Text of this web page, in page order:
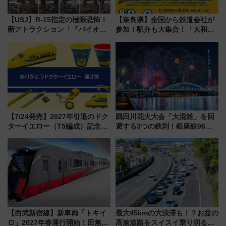
【USJ】R-15指定の極限恐怖！
新アトラクション「『バイオハ
ブ」今秋登場 ―予測不能の恐
怖に泣き叫べ―
【奈良県】全国から鉄道会社が
参加！駅弁も大集合！「大和鉄
に開催決定
【7/24発売】2027年引退のドク
ターイエロー（T5編成）記念グ
送の目覚まし時計など通販・販
売店舗まとめ
隅田川花火大会「大混雑」を回
避する3つの鉄則！銀座線96本
ツリー駅の規制まとめ 7/25開催
（2026年）
【西武新宿線】新車両「トキイ
ロ」2027年春運行開始！田無・
最大45kmの大渋滞も！？お盆の
高速道路をスイスイ乗り切る快